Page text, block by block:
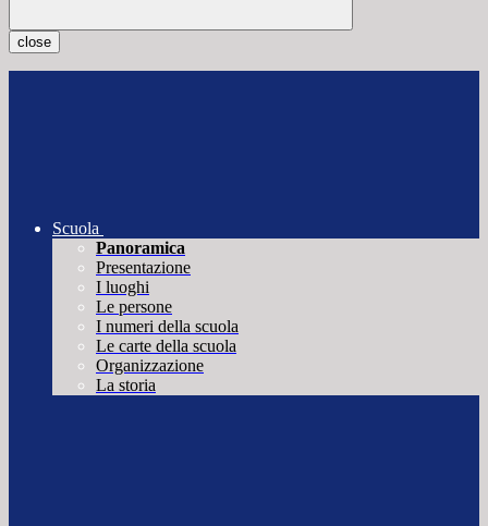
close
Scuola
Panoramica
Presentazione
I luoghi
Le persone
I numeri della scuola
Le carte della scuola
Organizzazione
La storia